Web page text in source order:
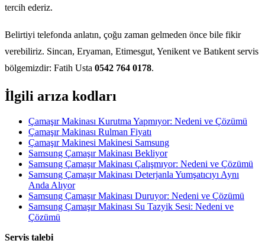
tercih ederiz.
Belirtiyi telefonda anlatın, çoğu zaman gelmeden önce bile fikir
verebiliriz. Sincan, Eryaman, Etimesgut, Yenikent ve Batıkent servis
bölgemizdir: Fatih Usta 0542 764 0178.
İlgili arıza kodları
Çamaşır Makinası Kurutma Yapmıyor: Nedeni ve Çözümü
Çamaşır Makinası Rulman Fiyatı
Çamaşır Makinesi Makinesi Samsung
Samsung Çamaşır Makinası Bekliyor
Samsung Çamaşır Makinası Çalışmıyor: Nedeni ve Çözümü
Samsung Çamaşır Makinası Deterjanla Yumşatıcıyı Aynı
Anda Alıyor
Samsung Çamaşır Makinası Duruyor: Nedeni ve Çözümü
Samsung Çamaşır Makinası Su Tazyik Sesi: Nedeni ve
Çözümü
Servis talebi